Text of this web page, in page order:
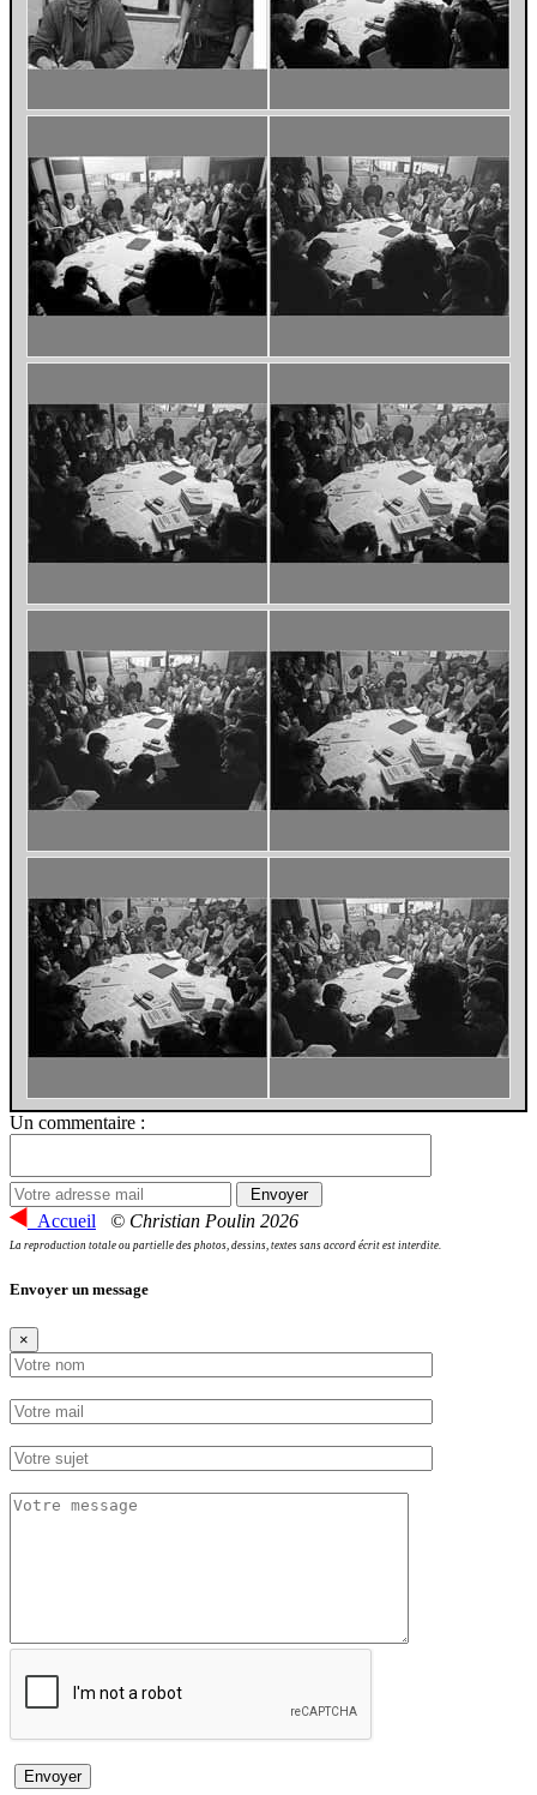
Un commentaire :
Accueil © Christian Poulin 2026
La reproduction totale ou partielle des photos, dessins, textes sans accord écrit est interdite.
Envoyer un message
×